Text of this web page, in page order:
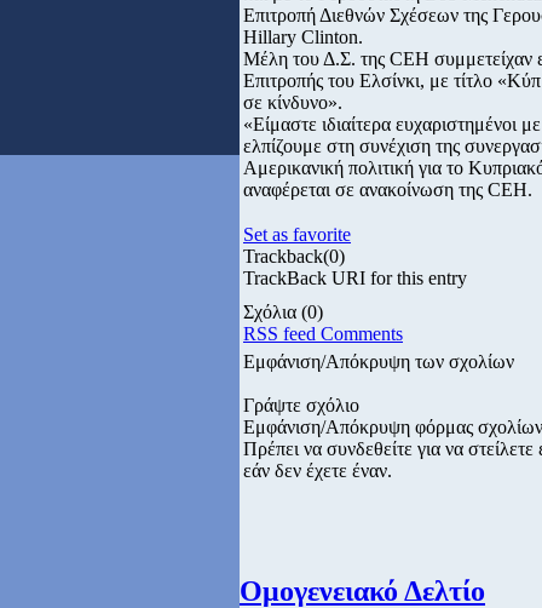
Επιτροπή Διεθνών Σχέσεων της
Hillary Clinton.
Μέλη του Δ.Σ. της CEH συμμετείχαν
Επιτροπής του Ελσίνκι, με τίτλο
σε κίνδυνο».
«Είμαστε ιδιαίτερα ευχαριστημένοι
ελπίζουμε στη συνέχιση της
Αμερικανική πολιτική για το
αναφέρεται σε ανακοίνωση της CEH.
Set as favorite
Trackback(0)
TrackBack URI for this entry
Σχόλια (0)
RSS feed Comments
Εμφάνιση/Απόκρυψη των σχολίων
Γράψτε σχόλιο
Εμφάνιση/Απόκρυψη φόρμας σχολίων
Πρέπει να συνδεθείτε για να
εάν δεν έχετε έναν.
Ομογενειακό Δελτίο